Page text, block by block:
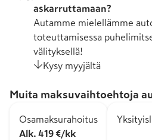
askarruttamaan?
Autamme mielellämme
toteuttamisessa
välityksellä!
Kysy myyjältä
Muita maksuvaihtoehtoja
Osamaksurahoitus
Alk. 419 €/kk